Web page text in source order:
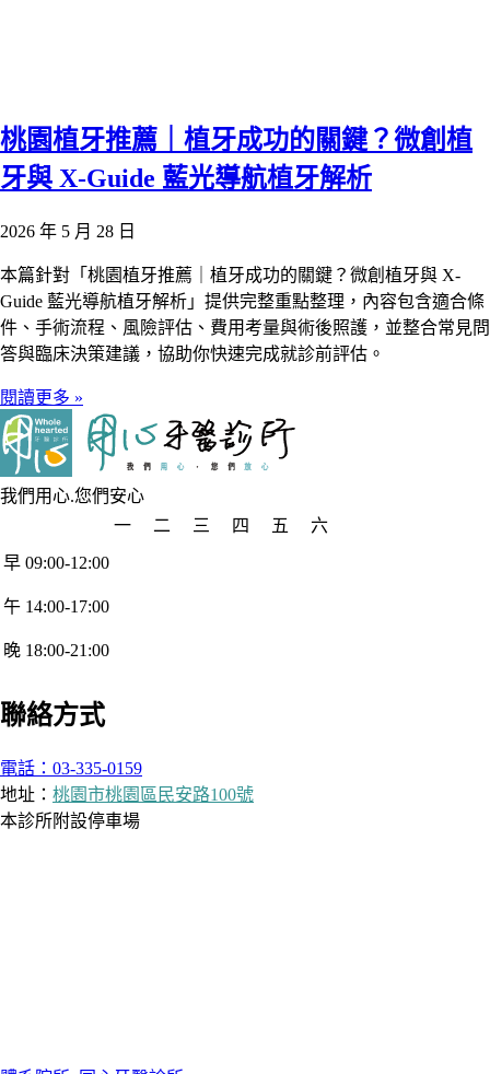
桃園植牙推薦｜植牙成功的關鍵？微創植
牙與 X-Guide 藍光導航植牙解析
2026 年 5 月 28 日
本篇針對「桃園植牙推薦｜植牙成功的關鍵？微創植牙與 X-
Guide 藍光導航植牙解析」提供完整重點整理，內容包含適合條
件、手術流程、風險評估、費用考量與術後照護，並整合常見問
答與臨床決策建議，協助你快速完成就診前評估。
閱讀更多 »
我們用心.您們安心
一
二 三 四 五
六
早 09:00-12:00
午 14:00-17:00
晚 18:00-21:00
聯絡方式
電話：03-335-0159
地址： 桃園市桃園區民安路100號
本診所附設停車場